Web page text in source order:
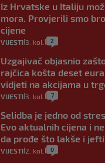
Iz Hrvatske u Italiju
mora. Provjerili smo
cijene
VIJESTI 3. kol. 2
Uzgajivač objasnio
rajčica košta deset
vidjeti na akcijama u
VIJESTI 3. kol. 7
Selidba je jedno od
Evo aktualnih cijena i
da prođe što lakše i
VIJESTI 2. kol. 0